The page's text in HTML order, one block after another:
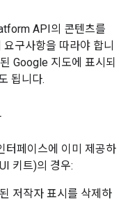
API의 콘텐츠를
구사항을 따라야 합니
Google 지도에 표시되
됩니다.
페이스에 이미 제공하
키트)의 경우:
저작자 표시를 삭제하